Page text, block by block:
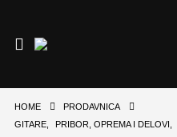
HOME
PRODAVNICA
GITARE, PRIBOR, OPREMA I DELOVI